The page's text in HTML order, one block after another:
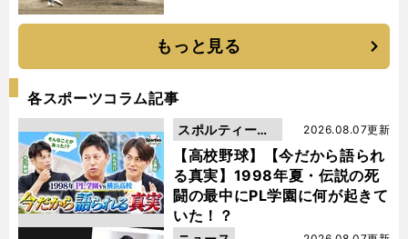
もっと見る
各スポーツコラム記事
【高校野球】【今だから語られ
る真実】1998年夏・伝説の死
闘の最中にPL学園に何が起きて
いた！？
2026.08.07更新
スポルティーバ
動画